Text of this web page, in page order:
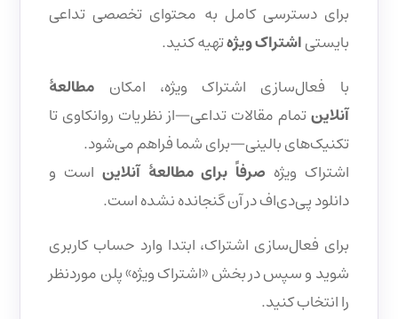
برای دسترسی کامل به محتوای تخصصی تداعی
بایستیاشتراک ویژهتهیه کنید.
با فعال‌سازی اشتراک ویژه، امکان مطالعهٔ
آنلاینتمام مقالات تداعی—از نظریات روانکاوی تا
تکنیک‌های بالینی—برای شما فراهم می‌شود.
اشتراک ویژه صرفاً برای مطالعهٔ آنلاین است و
دانلود پی‌دی‌اف در آن گنجانده نشده است.
برای فعال‌سازی اشتراک، ابتدا وارد حساب کاربری
شوید و سپس در بخش «اشتراک ویژه» پلن موردنظر
را انتخاب کنید.